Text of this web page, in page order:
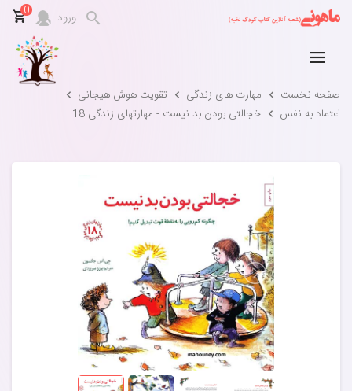
ورود 0
صفحه نخست مهارت های زندگی
تقویت هوش هیجانی
اعتماد به نفس
خجالتی بودن بد نیست - مهارتهای زندگی 18